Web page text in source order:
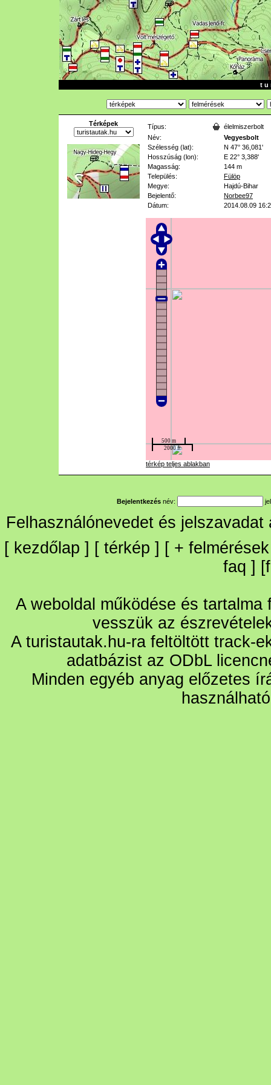
t u
Térképek Típus:
élelmiszerbolt
Név:
Vegyesbolt
Szélesség (lat):
N 47° 36,081'
Hosszúság (lon):
E 22° 3,388'
Magasság:
144 m
Település:
Fülöp
Megye:
Hajdú-Bihar
Bejelentő:
Norbee97
Dátum:
2014.08.09
térkép teljes ablakban
Bejelentkezés név:
Felhasználónevedet és
[ kezdőlap ] [ térkép ] [ + felmérések
faq ] [
A weboldal működése és
vesszük az
A turistautak.hu-ra feltöltött track-
adatbázist az ODbL
Minden egyéb anyag előzetes